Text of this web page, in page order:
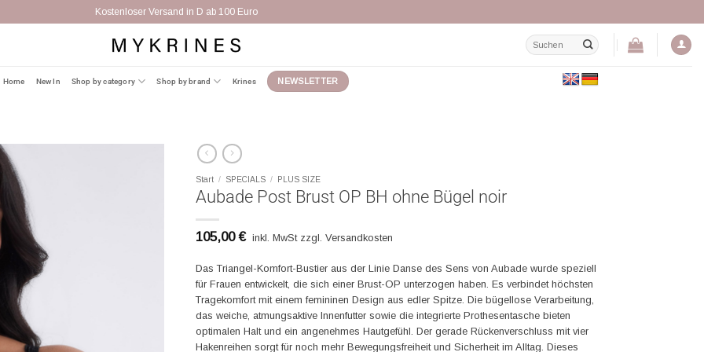
Kostenloser Versand in D ab 100 Euro
Suchen
nach:
Home New In Shop by category Shop by brand Krines NEWSLETTER
Start / SPECIALS / PLUS SIZE
Aubade Post Brust OP BH ohne Bügel noir
105,00€ inkl. MwSt zzgl. Versandkosten
Das Triangel-Komfort-Bustier aus der Linie Danse des Sens von Aubade wurde speziell
für Frauen entwickelt, die sich einer Brust-OP unterzogen haben. Es verbindet höchsten
Tragekomfort mit einem femininen Design aus edler Spitze. Die bügellose Verarbeitung,
das weiche, atmungsaktive Innenfutter sowie die integrierte Prothesentasche bieten
optimalen Halt und ein angenehmes Hautgefühl. Der gerade Rückenverschluss mit vier
Hakenreihen sorgt für noch mehr Bewegungsfreiheit und Sicherheit im Alltag. Dieses